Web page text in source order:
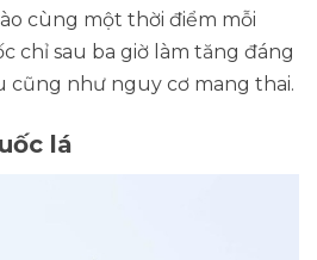
cùng một thời điểm mỗi
chỉ sau ba giờ làm tăng đáng
cũng như nguy cơ mang thai.
lá